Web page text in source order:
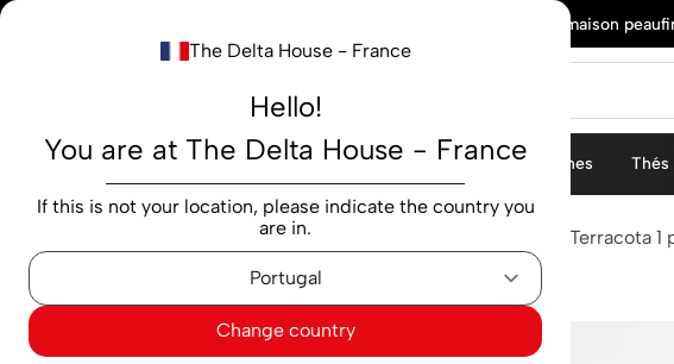
The Delta House - France
Hello!
You are at The Delta House - France
If this is not your location, please indicate the country you
are in.
Change country
Notre nouvelle maison
Produits Marques Cafés Capsules Machines Thés
Augmenter Machine Delta Q RISE Terracota 1